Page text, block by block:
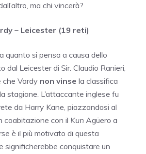
ma chi vincerà?
– Leicester (19 reti)
quanto si pensa a causa dello
dal Leicester di Sir. Claudio Ranieri,
che Vardy non vinse la classifica
stagione. L’attaccante inglese fu
da Harry Kane, piazzandosi al
coabitazione con il Kun Agüero a
è il più motivato di questa
significherebbe conquistare un